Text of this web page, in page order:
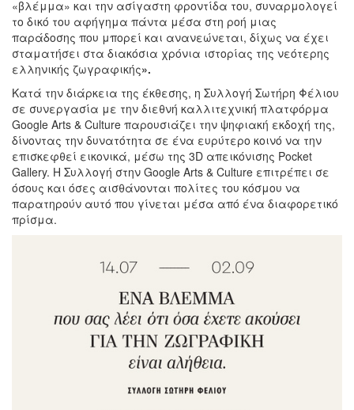
«βλέμμα» και την ασίγαστη φροντίδα του, συναρμολογεί
το δικό του αφήγημα πάντα μέσα στη ροή μιας
παράδοσης που μπορεί και ανανεώνεται, δίχως να έχει
σταματήσει στα διακόσια χρόνια ιστορίας της νεότερης
ελληνικής ζωγραφικής».
Κατά την διάρκεια της έκθεσης, η Συλλογή Σωτήρη Φέλιου
σε συνεργασία με την διεθνή καλλιτεχνική πλατφόρμα
Google Arts & Culture παρουσιάζει την ψηφιακή εκδοχή της,
δίνοντας την δυνατότητα σε ένα ευρύτερο κοινό να την
επισκεφθεί εικονικά, μέσω της 3D απεικόνισης Pocket
Gallery. Η Συλλογή στην Google Arts & Culture επιτρέπει σε
όσους και όσες αισθάνονται πολίτες του κόσμου να
παρατηρούν αυτό που γίνεται μέσα από ένα διαφορετικό
πρίσμα.